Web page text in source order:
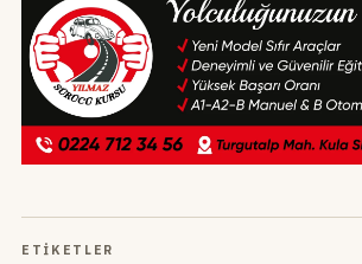
ETIKETLER